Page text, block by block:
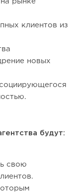
клиентов из
новых
будут:
свою